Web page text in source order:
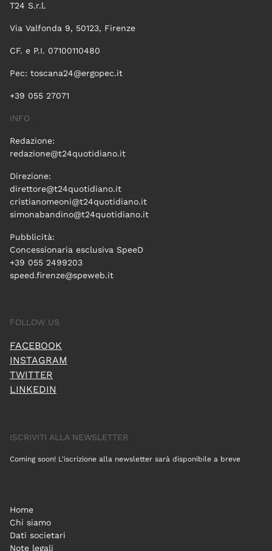
T24 S.r.l.
Via Valfonda 9, 50123, Firenze
CF. e P.I. 07100110480
Pec: toscana24@ergopec.it
+39 055 27071
INFO
Redazione:
redazione@t24quotidiano.it
Direzione:
direttore@t24quotidiano.it
cristianomeoni@t24quotidiano.it
simonabandino@t24quotidiano.it
Pubblicità:
Concessionaria esclusiva SpeeD
+39 055 2499203
speed.firenze@speweb.it
FOLLOW US
FACEBOOK
INSTAGRAM
TWITTER
LINKEDIN
ISCRIVITI ALLA NEWSLETTER
Coming soon! L'iscrizione alla newsletter sarà disponibile a breve
Home
Chi siamo
Dati societari
Note legali